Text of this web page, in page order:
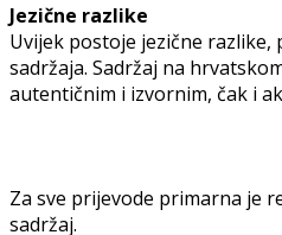
Jezične razlike
Uvijek postoje jezične
sadržaja. Sadržaj na
autentičnim i izvornim, čak i
Za sve prijevode primarna je
sadržaj.